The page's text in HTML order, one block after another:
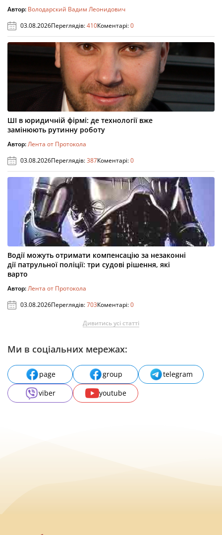
Автор: Володарский Вадим Леонидович
03.08.2026Переглядів:410Коментарі:0
ШІ в юридичній фірмі: де технології вже
замінюють рутинну роботу
Автор:Лента от Протокола
03.08.2026Переглядів:387Коментарі:0
Водії можуть отримати компенсацію за незаконні
дії патрульної поліції: три судові рішення, які
варто
Автор:Лента от Протокола
03.08.2026Переглядів:703Коментарі:0
Дивитись усі статті
Ми в соціальних мережах:
page group
telegram
viber
youtube